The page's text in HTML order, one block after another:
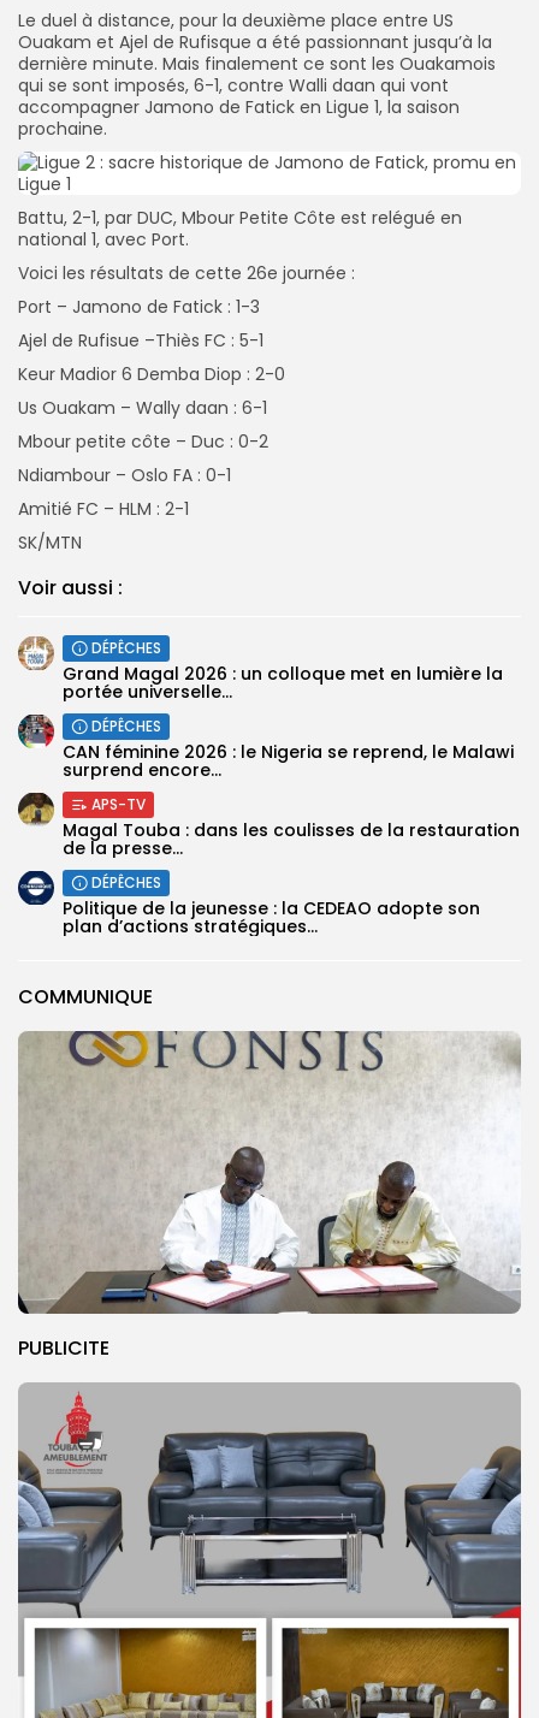
COMMUNIQUE
PUBLICITE
Le duel à distance, pour la deuxième place entre US
Ouakam et Ajel de Rufisque a été passionnant jusqu’à la
dernière minute. Mais finalement ce sont les Ouakamois
qui se sont imposés, 6-1, contre Walli daan qui vont
accompagner Jamono de Fatick en Ligue 1, la saison
prochaine.
Battu, 2-1, par DUC, Mbour Petite Côte est relégué en
national 1, avec Port.
Voici les résultats de cette 26e journée :
Port – Jamono de Fatick : 1-3
Ajel de Rufisue –Thiès FC : 5-1
Keur Madior 6 Demba Diop : 2-0
Us Ouakam – Wally daan : 6-1
Mbour petite côte – Duc : 0-2
Ndiambour – Oslo FA : 0-1
Amitié FC – HLM : 2-1
SK/MTN
Voir aussi :
DÉPÊCHES
Grand Magal 2026 : un colloque met en lumière la
portée universelle...
DÉPÊCHES
‎CAN féminine 2026 : le Nigeria se reprend, le Malawi
surprend encore...
APS-TV
Magal Touba : dans les coulisses de la restauration
de la presse...
DÉPÊCHES
Politique de la jeunesse : la CEDEAO adopte son
plan d’actions stratégiques...